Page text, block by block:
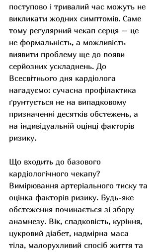
поступово і тривалий час можуть не
викликати жодних симптомів. Саме
тому регулярний чекап серця – це
не формальність, а можливість
виявити проблему ще до появи
серйозних ускладнень. До
Всесвітнього дня кардіолога
нагадуємо: сучасна профілактика
ґрунтується не на випадковому
призначенні десятків обстежень, а
на індивідуальній оцінці факторів
ризику.
Що входить до базового
кардіологічного чекапу?
Вимірювання артеріального тиску та
оцінка факторів ризику. Будь-яке
обстеження починається зі збору
анамнезу. Вік, спадковість, куріння,
цукровий діабет, надмірна маса
тіла, малорухливий спосіб життя та